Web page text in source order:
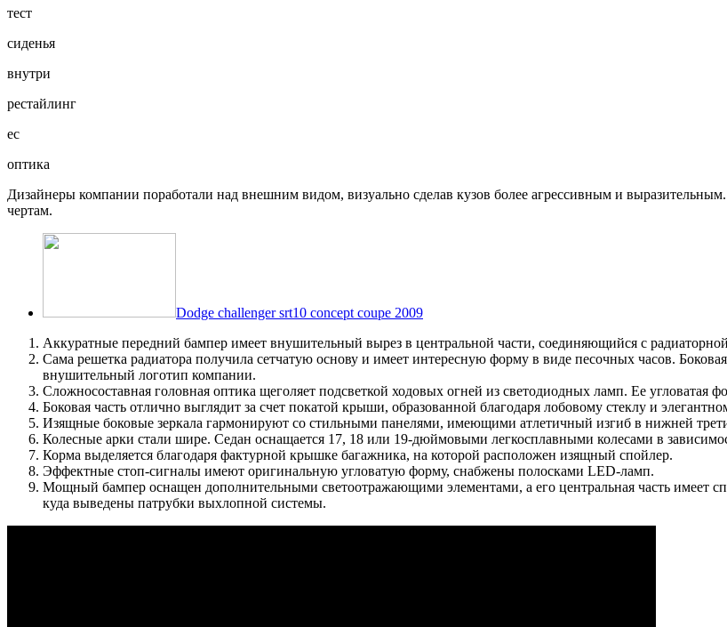
тест
сиденья
внутри
рестайлинг
ес
оптика
Дизайнеры компании поработали над внешним видом, визуально сделав кузов более агрессивным и
чертам.
Dodge challenger srt10 concept coupe 2009
Аккуратные передний бампер имеет внушительный вырез в центральной части, соединяющийся с
Сама решетка радиатора получила сетчатую основу и имеет интересную форму в виде песочных часов.
внушительный логотип компании.
Сложносоставная головная оптика щеголяет подсветкой ходовых огней из светодиодных ламп. Ее угловатая
Боковая часть отлично выглядит за счет покатой крыши, образованной благодаря лобовому стеклу и
Изящные боковые зеркала гармонируют со стильными панелями, имеющими атлетичный изгиб в нижней
Колесные арки стали шире. Седан оснащается 17, 18 или 19-дюймовыми легкосплавными колесами в
Корма выделяется благодаря фактурной крышке багажника, на которой расположен изящный спойлер.
Эффектные стоп-сигналы имеют оригинальную угловатую форму, снабжены полосками LED-ламп.
Мощный бампер оснащен дополнительными светоотражающими элементами, а его центральная часть имеет
куда выведены патрубки выхлопной системы.